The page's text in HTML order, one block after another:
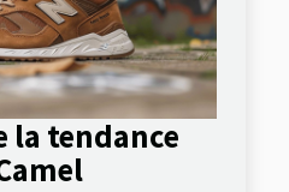
la tendance